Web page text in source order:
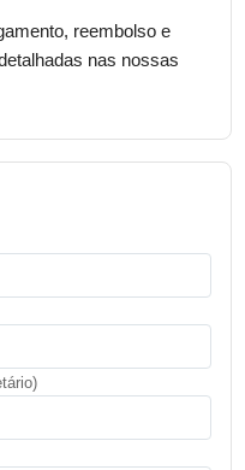
reembolso e
nas nossas